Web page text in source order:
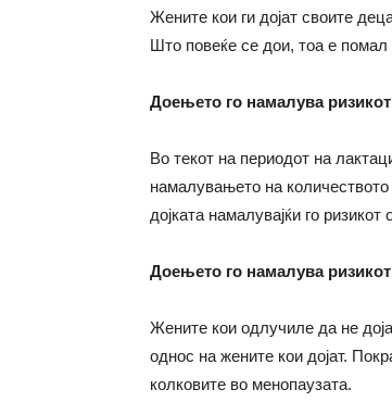
Жените кои ги дојат своите
Што повеќе се дои, тоа е помал
Доењето го намалува ризикот
Во текот на периодот на
намалувањето на количеството
дојката намалувајќи го
Доењето го намалува
Жените кои одлучиле да не
однос на жените кои дојат.
колковите во менопаузата.